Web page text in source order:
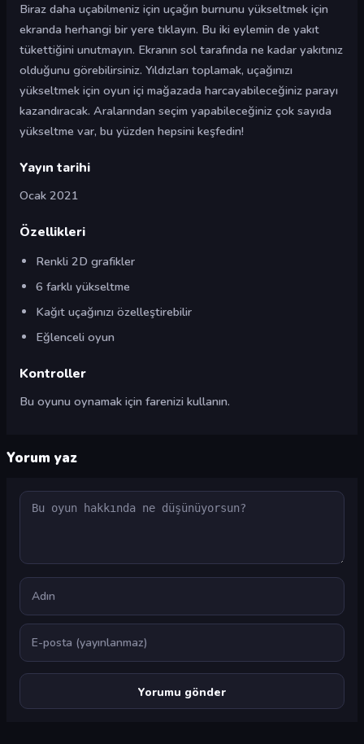
Biraz daha uçabilmeniz için uçağın burnunu yükseltmek için
ekranda herhangi bir yere tıklayın. Bu iki eylemin de yakıt
tükettiğini unutmayın. Ekranın sol tarafında ne kadar yakıtınız
olduğunu görebilirsiniz. Yıldızları toplamak, uçağınızı
yükseltmek için oyun içi mağazada harcayabileceğiniz parayı
kazandıracak. Aralarından seçim yapabileceğiniz çok sayıda
yükseltme var, bu yüzden hepsini keşfedin!
Yayın tarihi
Ocak 2021
Özellikleri
Renkli 2D grafikler
6 farklı yükseltme
Kağıt uçağınızı özelleştirebilir
Eğlenceli oyun
Kontroller
Bu oyunu oynamak için farenizi kullanın.
Yorum yaz
Yorum
Ad
E-posta